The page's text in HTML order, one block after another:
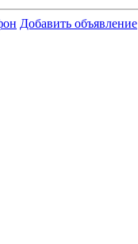
Добавить объявление